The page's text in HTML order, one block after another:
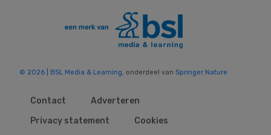
© 2026 | BSL Media & Learning , onderdeel van Springer Nature
Contact
Adverteren
Privacy statement
Cookies